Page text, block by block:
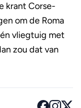
krant Corse-
om de Roma
vliegtuig met
zou dat van